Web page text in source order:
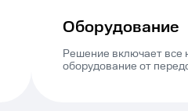
Оборудование
Решение включает все
оборудование от